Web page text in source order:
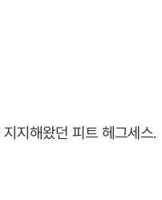
지해왔던 피트 헤그세스.